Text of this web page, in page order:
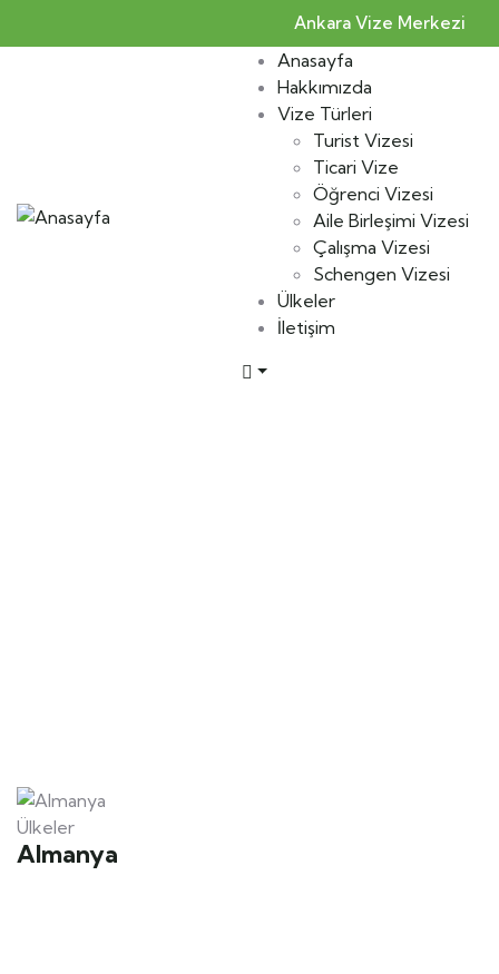
Ankara Vize Merkezi
Anasayfa
Hakkımızda
Vize Türleri
Turist Vizesi
Ticari Vize
Öğrenci Vizesi
Aile Birleşimi Vizesi
Çalışma Vizesi
Schengen Vizesi
Ülkeler
İletişim
Ülkeler
Almanya